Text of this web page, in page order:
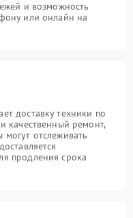
и возможность
или онлайн на
доставку техники по
качественный ремонт,
отслеживать
продления срока